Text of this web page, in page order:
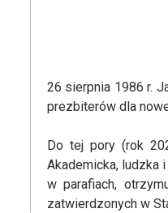
26 sierpnia 1986 r.
prezbiterów dla
Do tej pory (rok
Akademicka, ludzka
w parafiach,
zatwierdzonych w